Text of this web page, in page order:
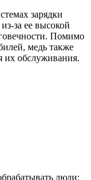
зарядки
за ее высокой
Помимо
медь также
их обслуживания.
люди: